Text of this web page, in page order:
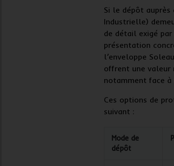
Si le dépôt auprès
Industrielle)
de détail exigé
présentation
l’enveloppe
offrent une valeur
notamment face à
Ces options de
suivant :
Mode de
dépôt